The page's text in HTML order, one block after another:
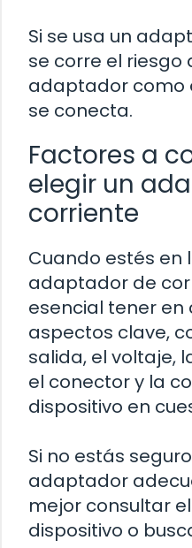
Si se usa un
se corre el
adaptador como
se conecta.
Factores a
elegir un
corriente
Cuando estés en
adaptador de
esencial tener en
aspectos clave,
salida, el voltaje,
el conector y la
dispositivo en
Si no estás
adaptador
mejor consultar
dispositivo o